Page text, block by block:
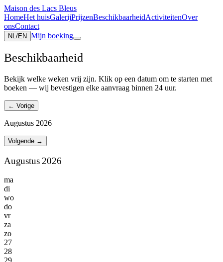
Maison des Lacs Bleus
HomeHet huisGalerijPrijzenBeschikbaarheidActiviteitenOver
onsContact
NL/EN Mijn boeking
Beschikbaarheid
Bekijk welke weken vrij zijn. Klik op een datum om te starten met
boeken — wij bevestigen elke aanvraag binnen 24 uur.
← Vorige
Augustus 2026
Volgende →
Augustus 2026
ma
di
wo
do
vr
za
zo
27
28